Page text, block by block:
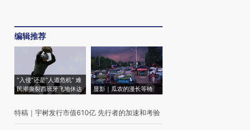
编辑推荐
“入侵”还是“人道危机” 难
民潮撕裂西班牙飞地休达
显影｜瓜农的漫长等待
特稿 ｜ 宇树发行市值610亿 先行者的加速和考验